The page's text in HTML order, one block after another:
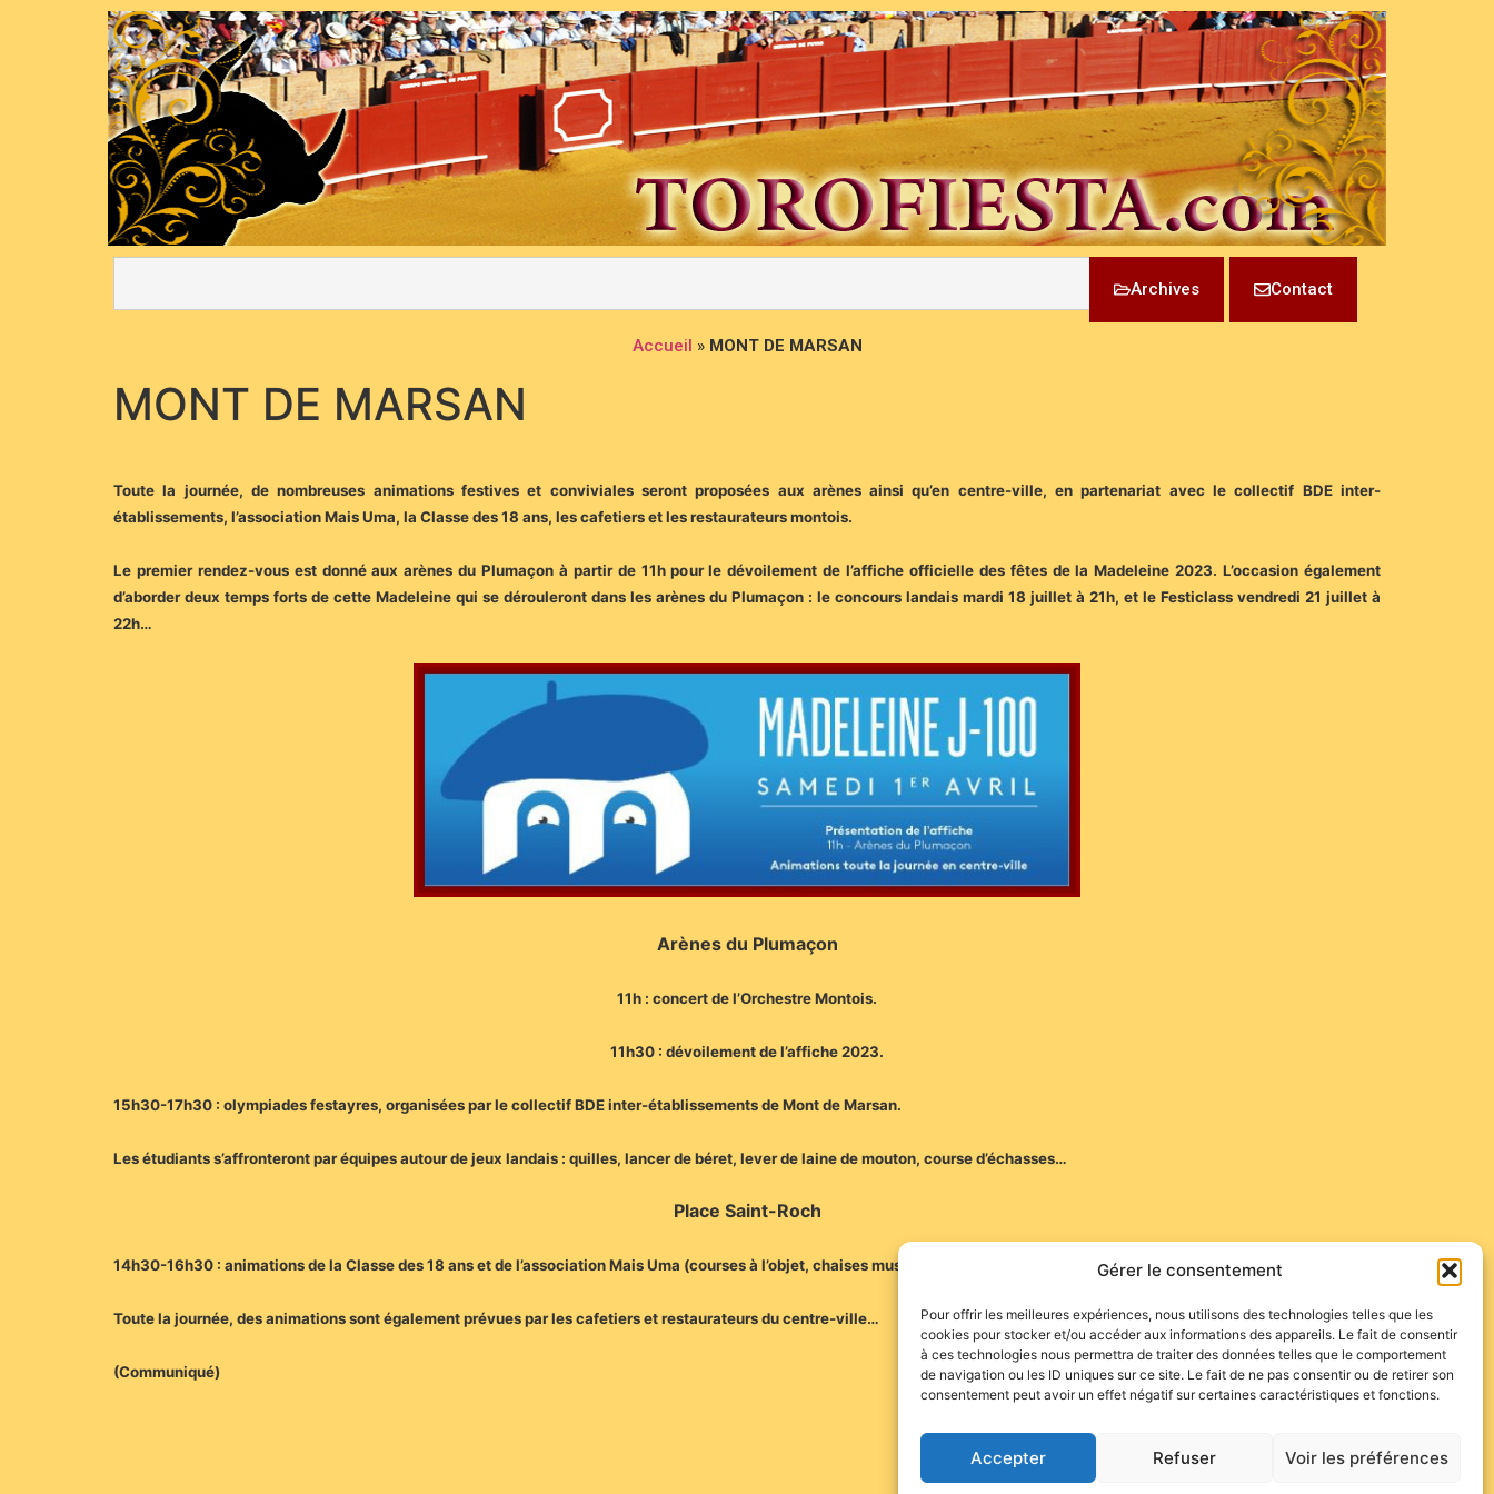
Gérer le consentement
Pour offrir les meilleures expériences, nous utilisons des technologies telles que les
cookies pour stocker et/ou accéder aux informations des appareils. Le fait de consentir
à ces technologies nous permettra de traiter des données telles que le comportement
de navigation ou les ID uniques sur ce site. Le fait de ne pas consentir ou de retirer son
consentement peut avoir un effet négatif sur certaines caractéristiques et fonctions.
Accepter Refuser Voir les préférences
Archives Contact
Accueil » MONT DE MARSAN
MONT DE MARSAN
Toute la journée, de nombreuses animations festives et conviviales seront proposées aux arènes ainsi qu’en centre-ville, en partenariat avec le collectif BDE inter-
établissements, l’association Mais Uma, la Classe des 18 ans, les cafetiers et les restaurateurs montois.
Le premier rendez-vous est donné aux arènes du Plumaçon à partir de 11h pour le dévoilement de l’affiche officielle des fêtes de la Madeleine 2023. L’occasion également
d’aborder deux temps forts de cette Madeleine qui se dérouleront dans les arènes du Plumaçon : le concours landais mardi 18 juillet à 21h, et le Festiclass vendredi 21 juillet à
22h…
Arènes du Plumaçon
11h : concert de l’Orchestre Montois.
11h30 : dévoilement de l’affiche 2023.
15h30-17h30 : olympiades festayres, organisées par le collectif BDE inter-établissements de Mont de Marsan.
Les étudiants s’affronteront par équipes autour de jeux landais : quilles, lancer de béret, lever de laine de mouton, course d’échasses…
Place Saint-Roch
14h30-16h30 : animations de la Classe des 18 ans et de l’association Mais Uma (courses à l’objet, chaises musicales, courses de garçon de café…).
Toute la journée, des animations sont également prévues par les cafetiers et restaurateurs du centre-ville…
(Communiqué)